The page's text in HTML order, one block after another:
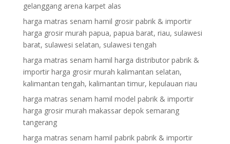
gelanggang arena karpet alas
harga matras senam hamil grosir pabrik & importir
harga grosir murah papua, papua barat, riau, sulawesi
barat, sulawesi selatan, sulawesi tengah
harga matras senam hamil harga distributor pabrik &
importir harga grosir murah kalimantan selatan,
kalimantan tengah, kalimantan timur, kepulauan riau
harga matras senam hamil model pabrik & importir
harga grosir murah makassar depok semarang
tangerang
harga matras senam hamil pabrik pabrik & importir